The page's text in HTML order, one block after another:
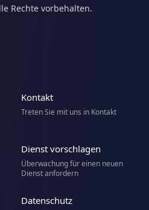
Rechte vorbehalten.
Kontakt
Treten Sie mit uns in Kontakt
Dienst vorschlagen
Überwachung für einen neuen
Dienst anfordern
Datenschutz